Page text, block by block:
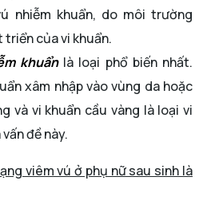
nhiễm khuẩn, do môi trường
của vi khuẩn.
khuẩnlà loại phổ biến nhất.
xâm nhập vào vùng da hoặc
và vi khuẩn cầu vàng là loại vi
đề này.
viêm vú ở phụ nữ sau sinh là